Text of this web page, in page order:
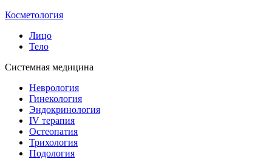
Косметология
Лицо
Тело
Системная медицина
Неврология
Гинекология
Эндокринология
IV терапия
Остеопатия
Трихология
Подология